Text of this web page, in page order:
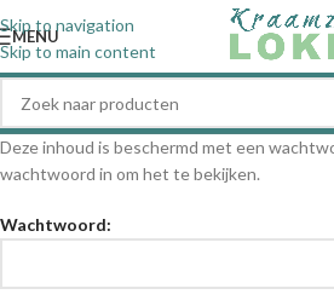
Skip to navigation
Skip to main content
MENU
Deze inhoud is beschermd met een
wachtwoord in om het te bekijken.
Wachtwoord: